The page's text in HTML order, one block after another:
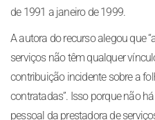
de 1991 a janeiro de 1999.
A autora do recurso alegou que
serviços não têm qualquer
contribuição incidente sobre a
contratadas”. Isso porque não
pessoal da prestadora de